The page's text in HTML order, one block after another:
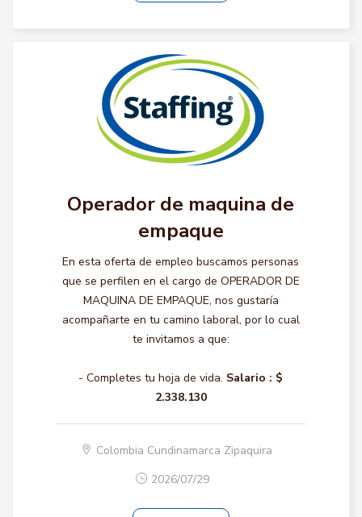
Operador de maquina de
empaque
En esta oferta de empleo buscamos personas
que se perfilen en el cargo de OPERADOR DE
MAQUINA DE EMPAQUE, nos gustaría
acompañarte en tu camino laboral, por lo cual
te invitamos a que:
- Completes tu hoja de vida. Salario : $
2.338.130
Colombia Cundinamarca Zipaquira
2026/07/29